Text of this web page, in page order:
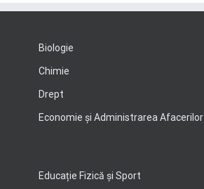
Biologie
Chimie
Drept
Economie şi Administrarea Afacerilor
Educație Fizică și Sport